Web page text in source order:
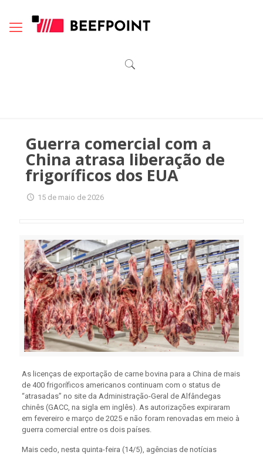
Guerra comercial com a
China atrasa liberação de
frigoríficos dos EUA
15 de maio de 2026
As licenças de exportação de carne bovina para a China de mais
de 400 frigoríficos americanos continuam com o status de
“atrasadas” no site da Administração-Geral de Alfândegas
chinês (GACC, na sigla em inglês). As autorizações expiraram
em fevereiro e março de 2025 e não foram renovadas em meio à
guerra comercial entre os dois países.
Mais cedo, nesta quinta-feira (14/5), agências de notícias